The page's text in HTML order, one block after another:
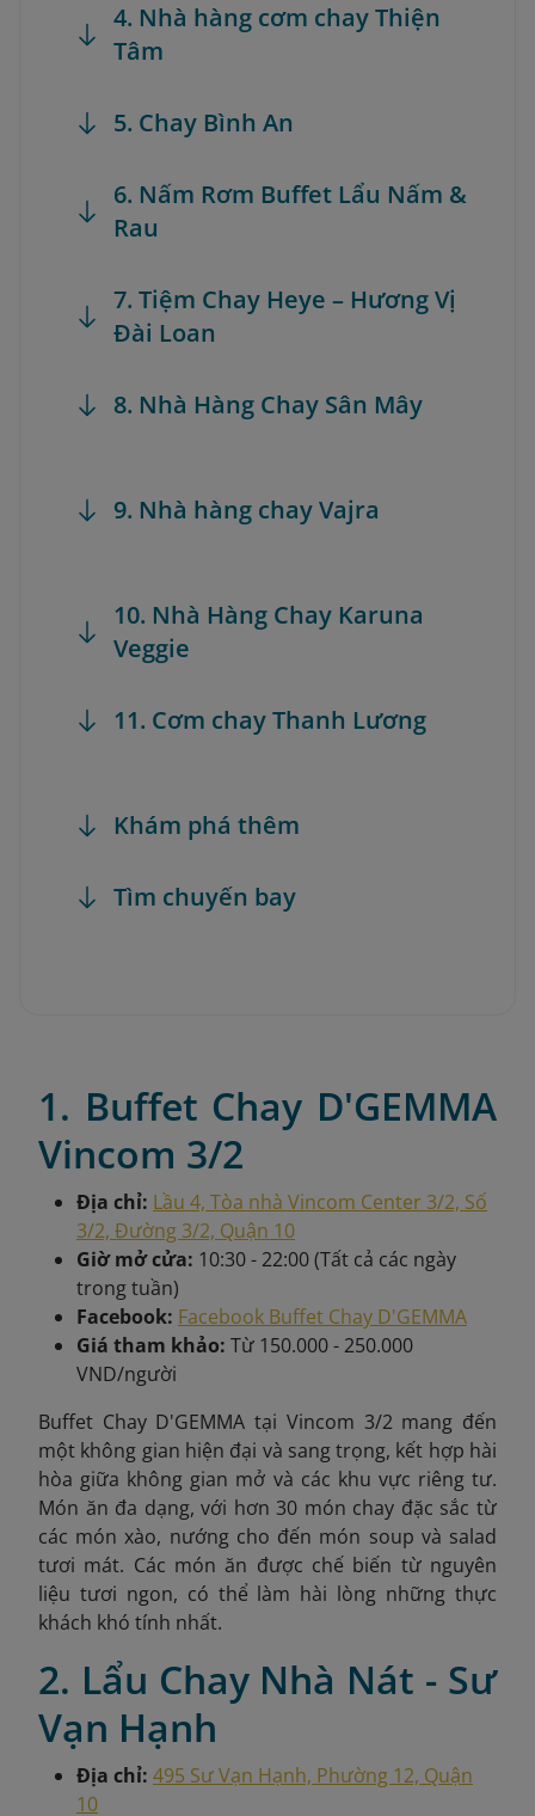
4. Nhà hàng cơm chay Thiện
Tâm
5. Chay Bình An
6. Nấm Rơm Buffet Lẩu Nấm &
Rau
7. Tiệm Chay Heye – Hương Vị
Đài Loan
8. Nhà Hàng Chay Sân Mây
9. Nhà hàng chay Vajra
10. Nhà Hàng Chay Karuna
Veggie
11. Cơm chay Thanh Lương
Khám phá thêm
Tìm chuyến bay
1. Buffet Chay D'GEMMA
Vincom 3/2
Địa chỉ: Lầu 4, Tòa nhà Vincom Center 3/2, Số
3/2, Đường 3/2, Quận 10
Giờ mở cửa: 10:30 - 22:00 (Tất cả các ngày
trong tuần)
Facebook: Facebook Buffet Chay D'GEMMA
Giá tham khảo: Từ 150.000 - 250.000
VND/người
Buffet Chay D'GEMMA tại Vincom 3/2 mang đến
một không gian hiện đại và sang trọng, kết hợp hài
hòa giữa không gian mở và các khu vực riêng tư.
Món ăn đa dạng, với hơn 30 món chay đặc sắc từ
các món xào, nướng cho đến món soup và salad
tươi mát. Các món ăn được chế biến từ nguyên
liệu tươi ngon, có thể làm hài lòng những thực
khách khó tính nhất.
2. Lẩu Chay Nhà Nát - Sư
Vạn Hạnh
Địa chỉ: 495 Sư Vạn Hạnh, Phường 12, Quận
10